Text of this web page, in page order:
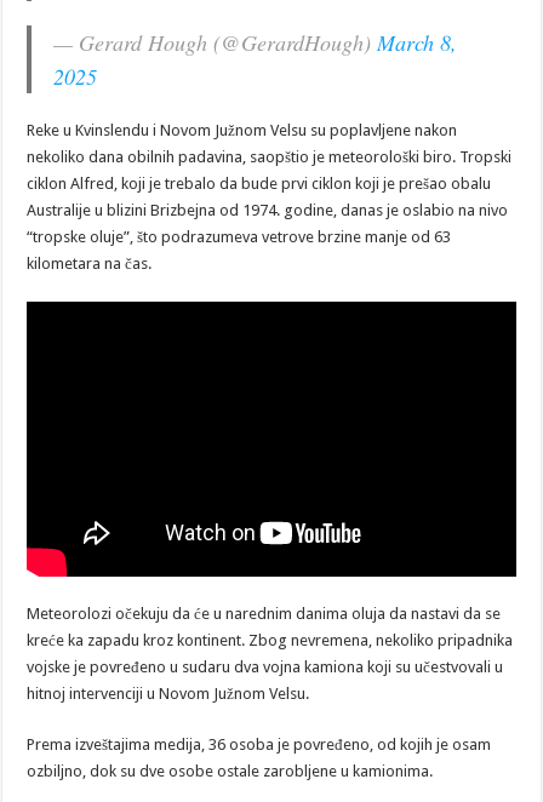
— Gerard Hough (@GerardHough) March 8,
2025
Reke u Kvinslendu i Novom Južnom Velsu su poplavljene nakon
nekoliko dana obilnih padavina, saopštio je meteorološki biro. Tropski
ciklon Alfred, koji je trebalo da bude prvi ciklon koji je prešao obalu
Australije u blizini Brizbejna od 1974. godine, danas je oslabio na nivo
“tropske oluje”, što podrazumeva vetrove brzine manje od 63
kilometara na čas.
Meteorolozi očekuju da će u narednim danima oluja da nastavi da se
kreće ka zapadu kroz kontinent. Zbog nevremena, nekoliko pripadnika
vojske je povređeno u sudaru dva vojna kamiona koji su učestvovali u
hitnoj intervenciji u Novom Južnom Velsu.
Prema izveštajima medija, 36 osoba je povređeno, od kojih je osam
ozbiljno, dok su dve osobe ostale zarobljene u kamionima.